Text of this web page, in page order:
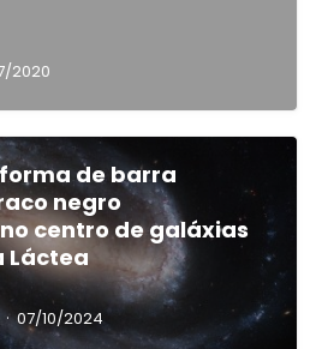
2020
de barra
negro
centro de galáxias
Láctea
· 07/10/2024